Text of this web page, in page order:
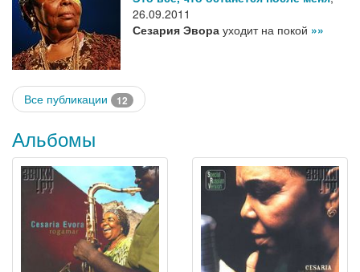
26.09.2011
Сезария Эвора уходит на покой »»
Все публикации 12
Альбомы